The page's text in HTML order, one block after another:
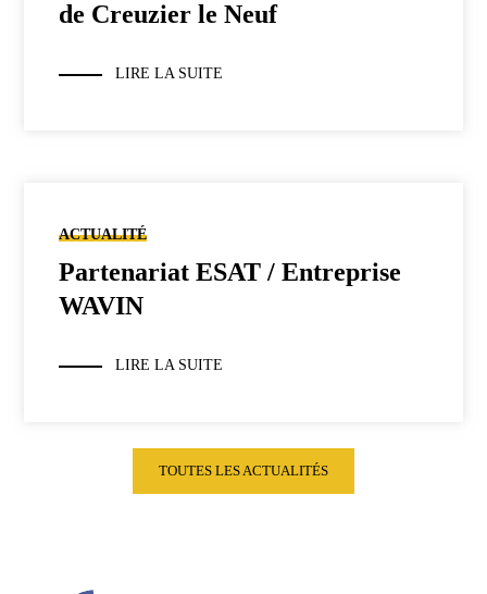
de Creuzier le Neuf
LIRE LA SUITE
ACTUALITÉ
Partenariat ESAT / Entreprise
WAVIN
LIRE LA SUITE
TOUTES LES ACTUALITÉS